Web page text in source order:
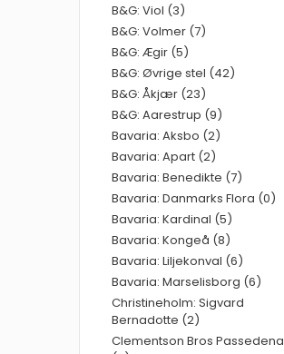
B&G: Viol (3)
B&G: Volmer (7)
B&G: Ægir (5)
B&G: Øvrige stel (42)
B&G: Åkjær (23)
B&G: Aarestrup (9)
Bavaria: Aksbo (2)
Bavaria: Apart (2)
Bavaria: Benedikte (7)
Bavaria: Danmarks Flora (0)
Bavaria: Kardinal (5)
Bavaria: Kongeå (8)
Bavaria: Liljekonval (6)
Bavaria: Marselisborg (6)
Christineholm: Sigvard
Bernadotte (2)
Clementson Bros Passedena